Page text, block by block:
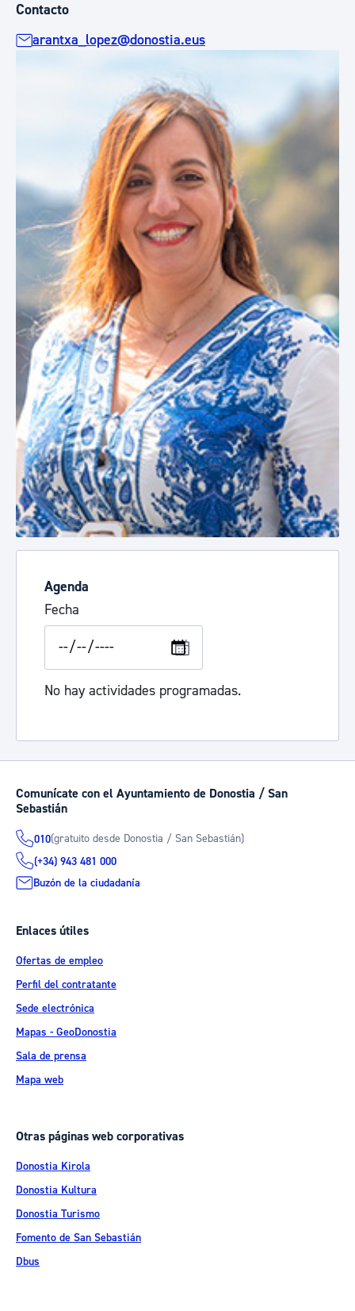
Contacto
arantxa_lopez@donostia.eus
Agenda
Fecha
No hay actividades programadas.
Comunícate con el Ayuntamiento de Donostia / San
Sebastián
010(gratuito desde Donostia / San Sebastián)
(+34) 943 481 000
Buzón de la ciudadanía
Enlaces útiles
Ofertas de empleo
Perfil del contratante
Sede electrónica
Mapas - GeoDonostia
Sala de prensa
Mapa web
Otras páginas web corporativas
Donostia Kirola
Donostia Kultura
Donostia Turismo
Fomento de San Sebastián
Dbus